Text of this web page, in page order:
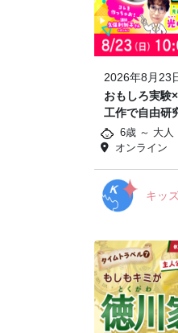
2026年8月23
おもしろ実験
工作で自由研
6歳 ～ 大人
オンライン
キッ